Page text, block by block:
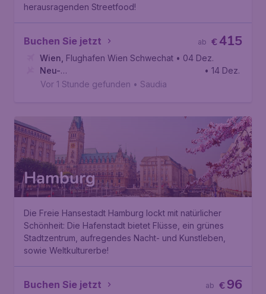
herausragenden Streetfood!
Buchen Sie jetzt €415
ab
Wien Flughafen Wien Schwechat • 04 Dez.
Neu-
Delhi , Internationaler Flughafen Indira Gandhi
• 14 Dez.
Vor 1 Stunde gefunden • Saudia
Hamburg
Die Freie Hansestadt Hamburg lockt mit natürlicher
Schönheit: Die Hafenstadt bietet Flüsse, ein grünes
Stadtzentrum, aufregendes Nacht- und Kunstleben,
sowie Weltkulturerbe!
Buchen Sie jetzt €96
ab